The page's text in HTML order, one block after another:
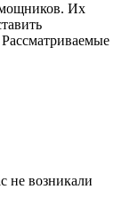
Их
не возникали